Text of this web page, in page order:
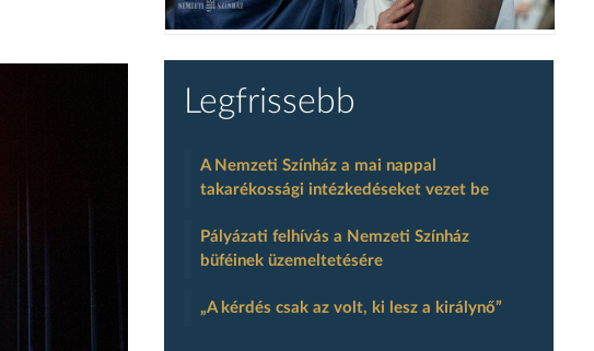
Legfrissebb
A Nemzeti Színház a mai nappal
takarékossági intézkedéseket vezet be
Pályázati felhívás a Nemzeti Színház
büféinek üzemeltetésére
„A kérdés csak az volt, ki lesz a királynő”